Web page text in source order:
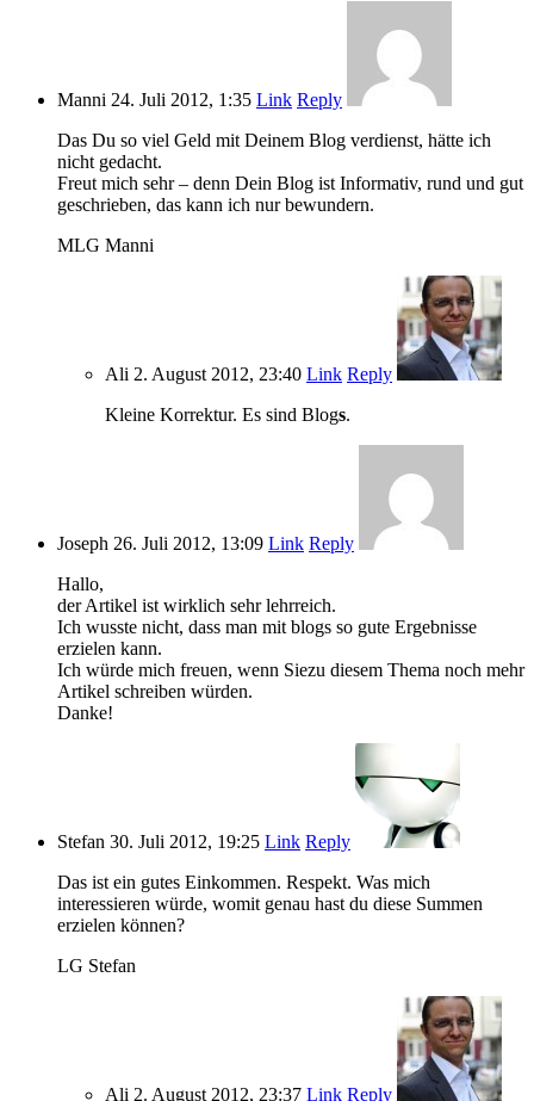
Manni 24. Juli 2012, 1:35 Link Reply
Das Du so viel Geld mit Deinem Blog verdienst, hätte ich
nicht gedacht.
Freut mich sehr – denn Dein Blog ist Informativ, rund und gut
geschrieben, das kann ich nur bewundern.
MLG Manni
Ali 2. August 2012, 23:40 Link Reply
Kleine Korrektur. Es sind Blogs.
Joseph 26. Juli 2012, 13:09 Link Reply
Hallo,
der Artikel ist wirklich sehr lehrreich.
Ich wusste nicht, dass man mit blogs so gute Ergebnisse
erzielen kann.
Ich würde mich freuen, wenn Siezu diesem Thema noch mehr
Artikel schreiben würden.
Danke!
Stefan 30. Juli 2012, 19:25 Link Reply
Das ist ein gutes Einkommen. Respekt. Was mich
interessieren würde, womit genau hast du diese Summen
erzielen können?
LG Stefan
Ali 2. August 2012, 23:37 Link Reply